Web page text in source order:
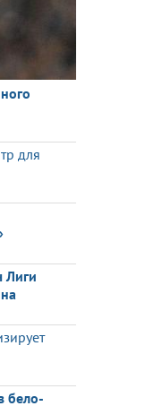
для
Лиги
бело-